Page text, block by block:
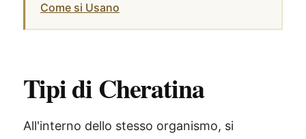
Come si Usano
Tipi di Cheratina
All'interno dello stesso organismo, si